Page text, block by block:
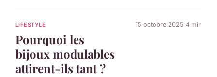
LIFESTYLE
Pourquoi les
bijoux modulables
attirent-ils tant ?
15 octobre 2025 4 min